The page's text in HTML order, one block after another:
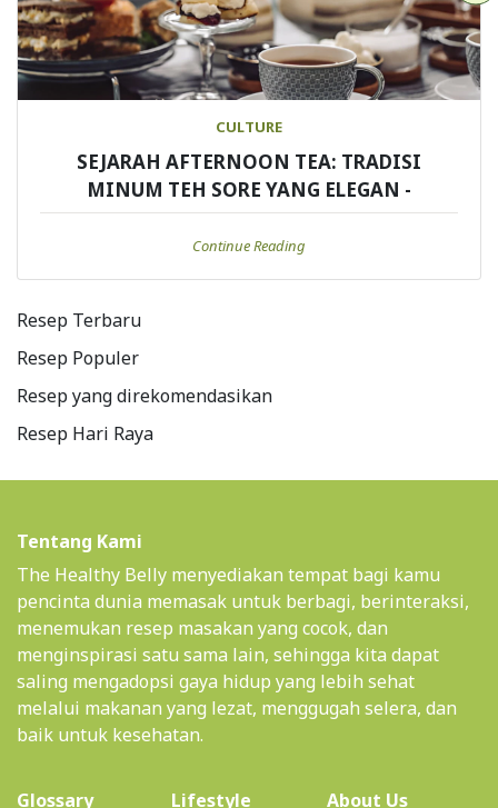
CULTURE
SEJARAH AFTERNOON TEA: TRADISI
MINUM TEH SORE YANG ELEGAN -
Continue Reading
Resep Terbaru
Resep Populer
Resep yang direkomendasikan
Resep Hari Raya
Tentang Kami
The Healthy Belly menyediakan tempat bagi kamu
pencinta dunia memasak untuk berbagi, berinteraksi,
menemukan resep masakan yang cocok, dan
menginspirasi satu sama lain, sehingga kita dapat
saling mengadopsi gaya hidup yang lebih sehat
melalui makanan yang lezat, menggugah selera, dan
baik untuk kesehatan.
Glossary Lifestyle About Us(current)